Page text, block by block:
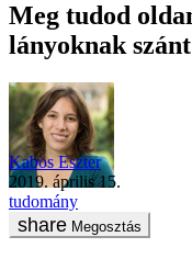
Meg tudod
lányoknak
Kabos Eszter
2019. április 15.
tudomány
Megosztás